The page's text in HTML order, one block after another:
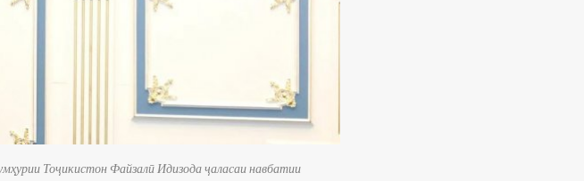
Тоҷикистон Файзалӣ Идизода ҷаласаи навбатии